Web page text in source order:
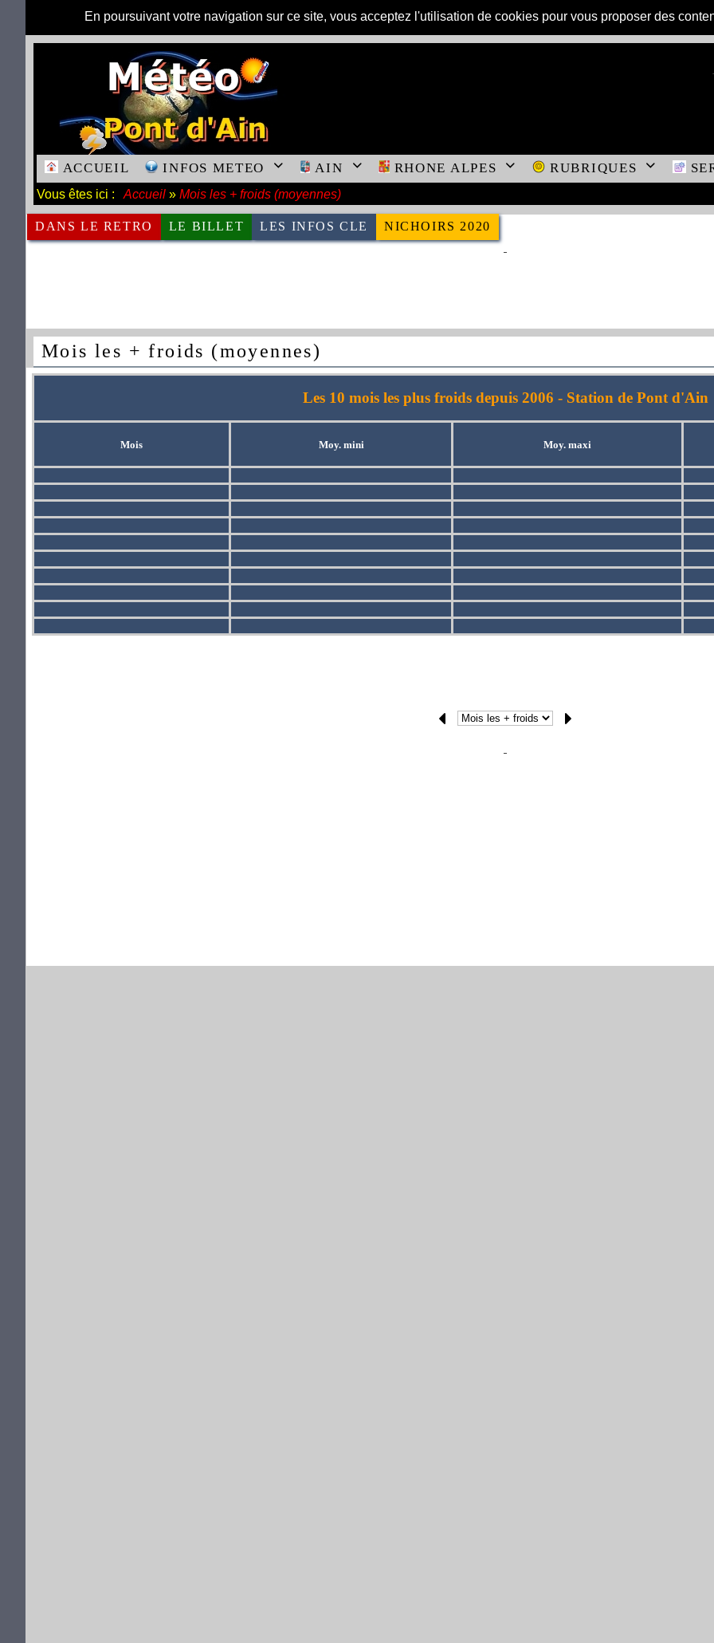
En poursuivant votre navigation sur ce site, vous acceptez l'utilisation de cookies pour vous proposer des
ACCUEIL INFOS METEO  AIN  RHONE ALPES  RUBRIQUES 
Vous êtes ici : Accueil » Mois les + froids (moyennes)
DANS LE RETRO LE BILLET LES INFOS CLE NICHOIRS 2020
Mois les + froids (moyennes)
Les 10 mois les plus froids depuis 2006 - Station de Pont d'Ain
Mois Moy. mini Moy. maxi